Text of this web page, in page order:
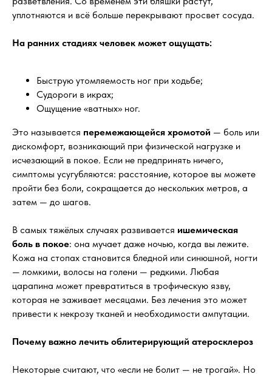
уплотняются и всё больше перекрывают просвет сосуда.
На ранних стадиях человек может ощущать:
Быструю утомляемость ног при ходьбе;
Судороги в икрах;
Ощущение «ватных» ног.
Это называется перемежающейся хромотой — боль или
дискомфорт, возникающий при физической нагрузке и
исчезающий в покое. Если не предпринять ничего,
симптомы усугубляются: расстояние, которое вы можете
пройти без боли, сокращается до нескольких метров, а
затем — до шагов.
В самых тяжёлых случаях развивается ишемическая
боль в покое: она мучает даже ночью, когда вы лежите.
Кожа на стопах становится бледной или синюшной, ногти
— ломкими, волосы на голени — редкими. Любая
царапина может превратиться в трофическую язву,
которая не заживает месяцами. Без лечения это может
привести к некрозу тканей и необходимости ампутации.
Почему важно лечить облитерирующий атеросклероз
Некоторые считают, что «если не болит — не трогай». Но